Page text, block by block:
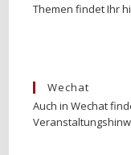
Themen findet Ihr
Wechat
Auch in Wechat